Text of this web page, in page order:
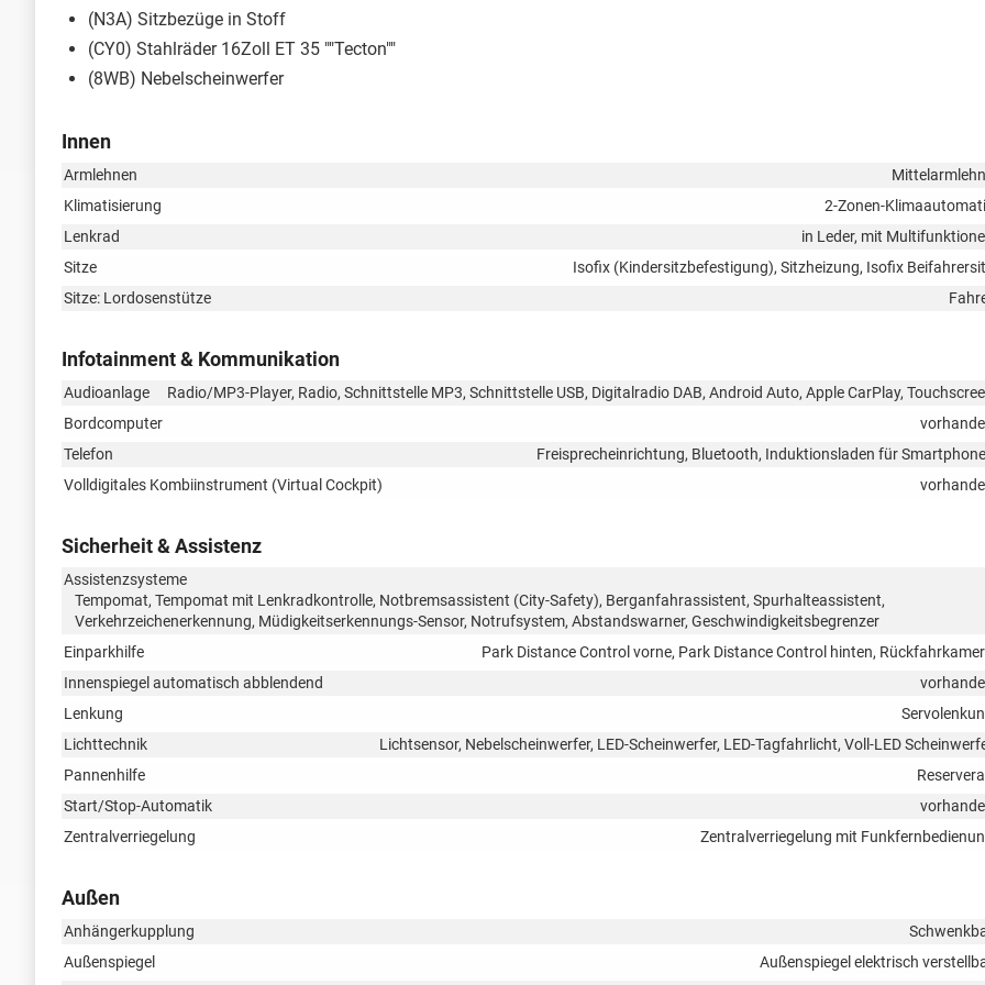
(N3A) Sitzbezüge in Stoff
(CY0) Stahlräder 16Zoll ET 35 ""Tecton""
(8WB) Nebelscheinwerfer
Innen
Armlehnen
Klimatisierung
2-Zonen-
Lenkrad
in Leder, mit
Sitze
Isofix (Kindersitzbefestigung), Sitzheizung, Isofix
Sitze: Lordosenstütze
Infotainment & Kommunikation
Audioanlage
Radio/MP3-Player, Radio, Schnittstelle MP3, Schnittstelle USB, Digitalradio DAB, Android Auto, Apple CarPlay,
Bordcomputer
Telefon
Freisprecheinrichtung, Bluetooth, Induktionsladen für
Volldigitales Kombiinstrument (Virtual Cockpit)
Sicherheit & Assistenz
Assistenzsysteme
Tempomat, Tempomat mit Lenkradkontrolle, Notbremsassistent (City-Safety), Berganfahrassistent, Spurhalteassistent,
Verkehrzeichenerkennung, Müdigkeitserkennungs-Sensor, Notrufsystem, Abstandswarner, Geschwindigkeitsbegrenzer
Einparkhilfe
Park Distance Control vorne, Park Distance Control hinten,
Innenspiegel automatisch abblendend
Lenkung
Lichttechnik
Lichtsensor, Nebelscheinwerfer, LED-Scheinwerfer, LED-Tagfahrlicht, Voll-LED
Pannenhilfe
Start/Stop-Automatik
Zentralverriegelung
Zentralverriegelung mit
Außen
Anhängerkupplung
Außenspiegel
Außenspiegel elektrisch